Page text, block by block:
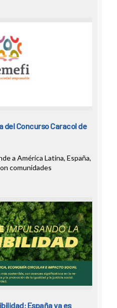
Concurso Caracol de
a América Latina, España,
comunidades
España ya es